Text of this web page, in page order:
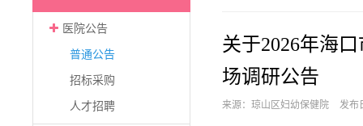
医院公告
普通公告
招标采购
人才招聘
关于2026年海
场调研公告
来源：琼山区妇幼保健院 发布